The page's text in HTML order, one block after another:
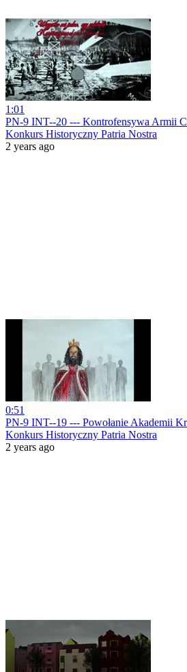
1:01
PN-9 INT--20 --- Kontrofensywa Armii
Konkurs Historyczny Patria Nostra
2 years ago
0:51
PN-9 INT--19 --- Powołanie Akademii
Konkurs Historyczny Patria Nostra
2 years ago